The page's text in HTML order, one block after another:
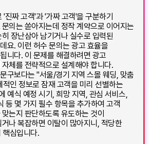
'진짜 고객'과 '가짜 고객'을 구분하기
의는 쏟아지는데 정작 계약으로 이어지는
장난삼아 남기거나 실수로 입력된
요. 이런 허수 문의는 광고 효율을
니다. 이 문제를 해결하려면 광고
체를 전략적으로 설계해야 합니다.
구보다는 "서울/경기 지역 스몰 웨딩, 맞춤
인 정보로 잠재 고객을 미리 선별하는
예식 예정 시기, 희망 지역, 관심 서비스,
등 몇 가지 필수 항목을 추가하여 고객
는지 판단하도록 유도하는 것이
나 복잡하면 이탈이 많아지니, 적당한
핵심입니다.